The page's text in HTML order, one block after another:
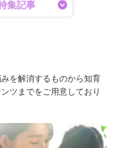
集記事
を解消するものから知育
ツまでをご用意しており